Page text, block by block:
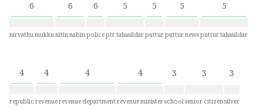
6
nirvathu mukku
6
nitin nabin
6
police
5
ptr tahasildar
5
puttur
5
puttur news
5
puttur tahasildar
4
republic
4
revenue
4
revenue department
4
revenue minister
3
school
3
senior citizen
3
silver